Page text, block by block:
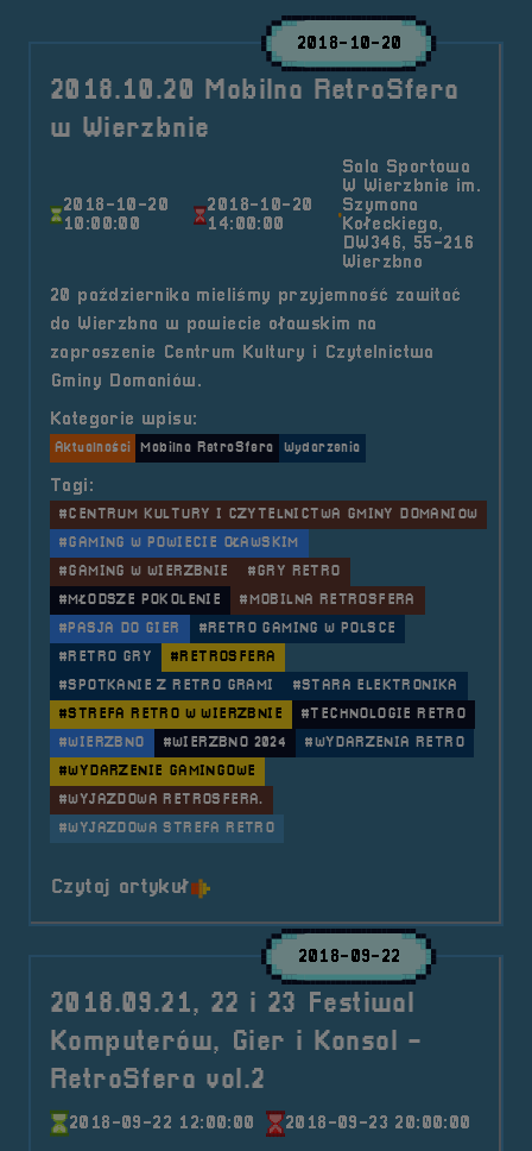
2018-10-20
2018.10.20 Mobilna RetroSfera
w Wierzbnie
2018-10-20
10:00:00
2018-10-20
14:00:00
Sala Sportowa
W Wierzbnie im.
Szymona
Kołeckiego,
DW346, 55-216
Wierzbno
20 października mieliśmy przyjemność zawitać
do Wierzbna w powiecie oławskim na
zaproszenie Centrum Kultury i Czytelnictwa
Gminy Domaniów.
Kategorie wpisu:
Aktualności Mobilna RetroSfera Wydarzenia
Tagi:
#CENTRUM KULTURY I CZYTELNICTWA GMINY DOMANIÓW
#GAMING W POWIECIE OŁAWSKIM
#GAMING W WIERZBNIE
#GRY RETRO
#MŁODSZE POKOLENIE
#MOBILNA RETROSFERA
#PASJA DO GIER
#RETRO GAMING W POLSCE
#RETRO GRY
#RETROSFERA
#SPOTKANIE Z RETRO GRAMI
#STARA ELEKTRONIKA
#STREFA RETRO W WIERZBNIE
#TECHNOLOGIE RETRO
#WIERZBNO
#WIERZBNO 2024
#WYDARZENIA RETRO
#WYDARZENIE GAMINGOWE
#WYJAZDOWA RETROSFERA.
#WYJAZDOWA STREFA RETRO
Czytaj artykuło tytule 2018.10.20 Mobilna
2018-09-22
2018.09.21, 22 i 23 Festiwal
Komputerów, Gier i Konsol -
RetroSfera vol.2
2018-09-22 12:00:00
2018-09-23 20:00:00